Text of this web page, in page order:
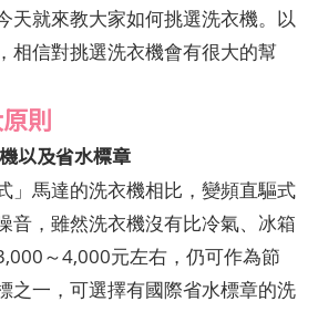
天就來教大家如何挑選洗衣機。以
相信對挑選洗衣機會有很大的幫
則
以及省水標章
」馬達的洗衣機相比，變頻直驅式
音，雖然洗衣機沒有比冷氣、冰箱
～4,000元左右，仍可作為節
之一，可選擇有國際省水標章的洗